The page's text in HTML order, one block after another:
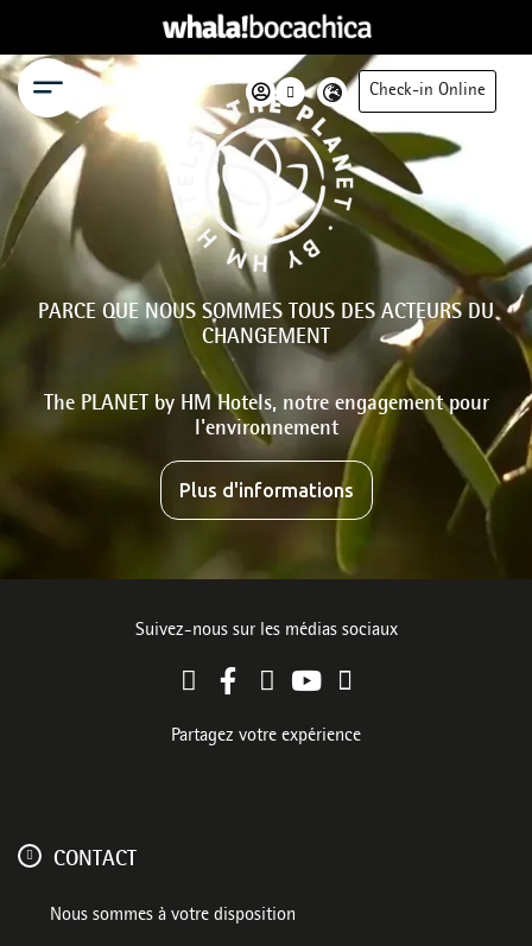
Menu Check-in Online
PARCE QUE NOUS SOMMES TOUS DES ACTEURS DU
CHANGEMENT
The PLANET by HM Hotels, notre engagement pour
l'environnement
Plus d'informations
Suivez-nous sur les médias sociaux
Partagez votre expérience
CONTACT
Nous sommes à votre disposition